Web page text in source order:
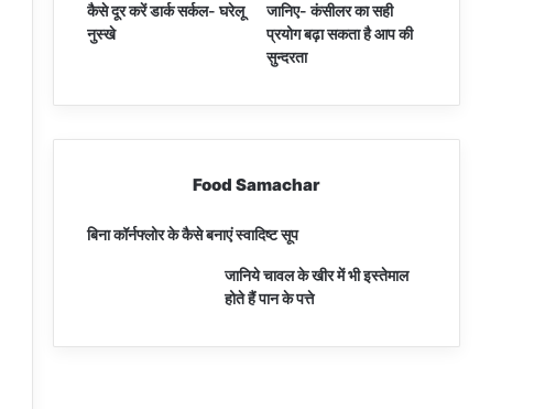
कैसे दूर करें डार्क सर्कल- घरेलू
नुस्खे
जानिए- कंसीलर का सही
प्रयोग बढ़ा सकता है आप की
सुन्दरता
Food Samachar
बिना कॉर्नफ्लोर के कैसे बनाएं स्वादिष्ट सूप
जानिये चावल के खीर में भी इस्तेमाल
होते हैं पान के पत्ते